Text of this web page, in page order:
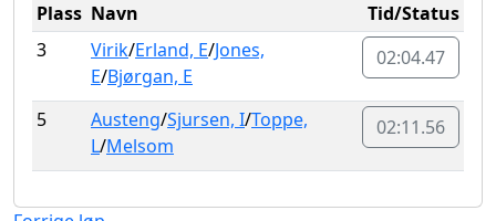
Plass Navn
Tid/Status
3
Virik/Erland, E/Jones,
E/Bjørgan, E
02:04.47
5 Austeng/Sjursen, I/Toppe,
L/Melsom
02:11.56